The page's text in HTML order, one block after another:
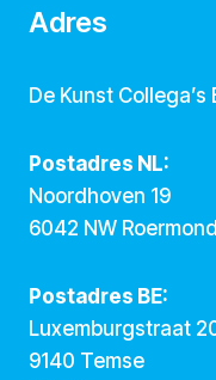
Adres
De Kunst Collega’s
Postadres NL:
Noordhoven 19
6042 NW Roermond
Postadres BE:
Luxemburgstraat
9140 Temse